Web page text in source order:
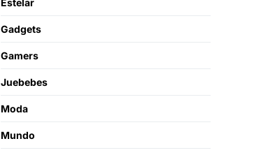
Estelar
Gadgets
Gamers
Juebebes
Moda
Mundo